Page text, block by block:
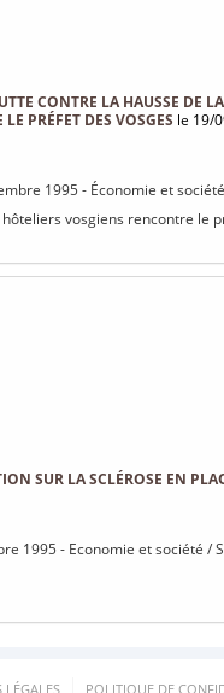
CONTRE LA HAUSSE DE
PRÉFET DES VOSGES le 19/
1995 - Économie et
vosgiens rencontre le
SUR LA SCLÉROSE EN
1995 - Economie et société
LÉGALES POLITIQUE DE